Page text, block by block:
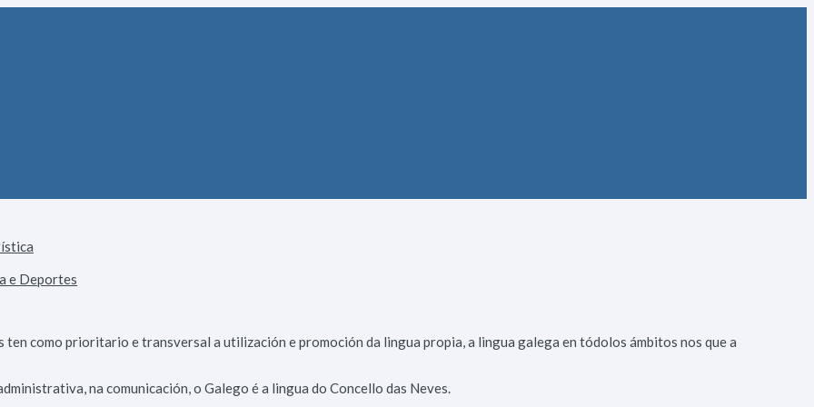
e Deportes
ten como prioritario e transversal a utilización e promoción da lingua propia, a lingua galega en tódolos ámbitos nos que a
na comunicación, o Galego é a lingua do Concello das Neves.